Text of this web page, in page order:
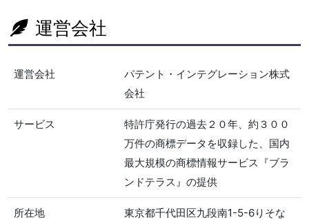
運営会社
運営会社
パテント・インテグレーション株式
会社
サービス
特許庁発行の過去２０年、約３００
万件の商標データを収録した、国内
最大規模の商標情報サービス『ブラ
ンドテラス』の提供
所在地
東京都千代田区九段南1-5-6りそな